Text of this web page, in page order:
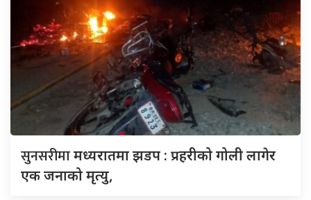
सुनसरीमामध्यरातमा झडप : प्रहरीको गोली लागेर
एक जनाको मृत्यु,